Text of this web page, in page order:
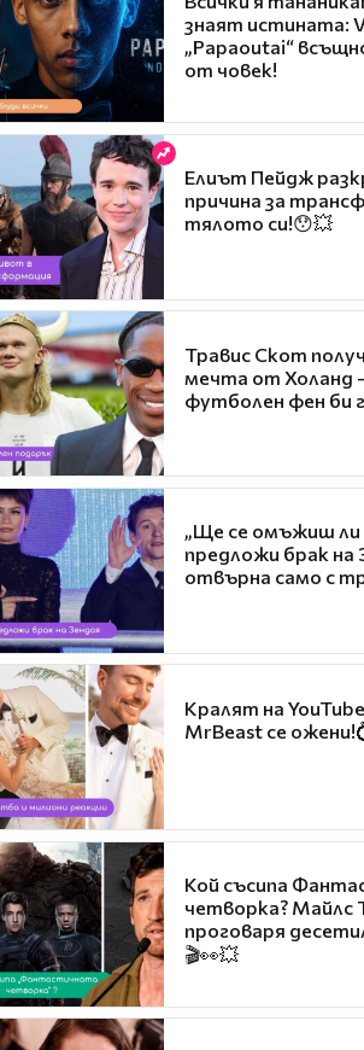
знаят истината:
„Papaoutai“
от човек!
Елиът Пейдж
причина за
тялото си!😯💥
Травис Скот
мечта от Холанд
футболен фен би
„Ще се омъжиш ли
предложи брак на
отвърна само с
Кралят на
MrBeast се
Кой съсипа
четворка? Майлс
проговаря
🎬👀💥